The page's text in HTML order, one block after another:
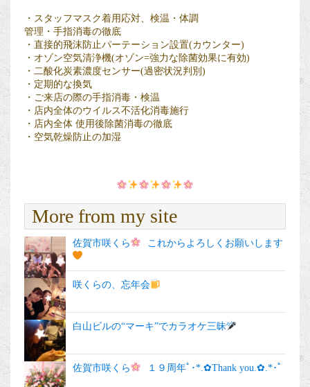
・スタッフマスク着用応対、検温・体調
管理・手指消毒の徹底
・直接的飛沫防止パーテーション設置(カウンター)
・オゾン空気清浄機(オゾン=強力な除菌効果に有効)
・二酸化炭素濃度センサー(過密状況判別)
・定期的な換気
・ご来店の際の手指消毒・検温
・店内全体のウイルス不活化消毒施行
・店内全体 使用後除菌消毒の徹底
・空気乾燥防止の加湿
More from my site
佐賀市咲くら これからよろしくお願いします
咲くらの、忘年会
白山ビルの“マーキ”でカラオケ三昧
佐賀市咲くら １９周年ﾟ･*.✿Thank you.✿.*･ﾟ